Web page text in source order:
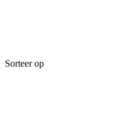
Sorteer op